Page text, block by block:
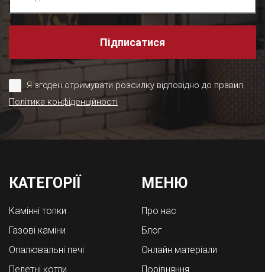
Підписатися
Я згоден отримувати розсилку відповідно до правил
Політика конфіденційності
КАТЕГОРІЇ
Камінні топки
Газові каміни
Опалювальні печі
Пелетні котли
МЕНЮ
Про нас
Блог
Онлайн матеріали
Порівняння